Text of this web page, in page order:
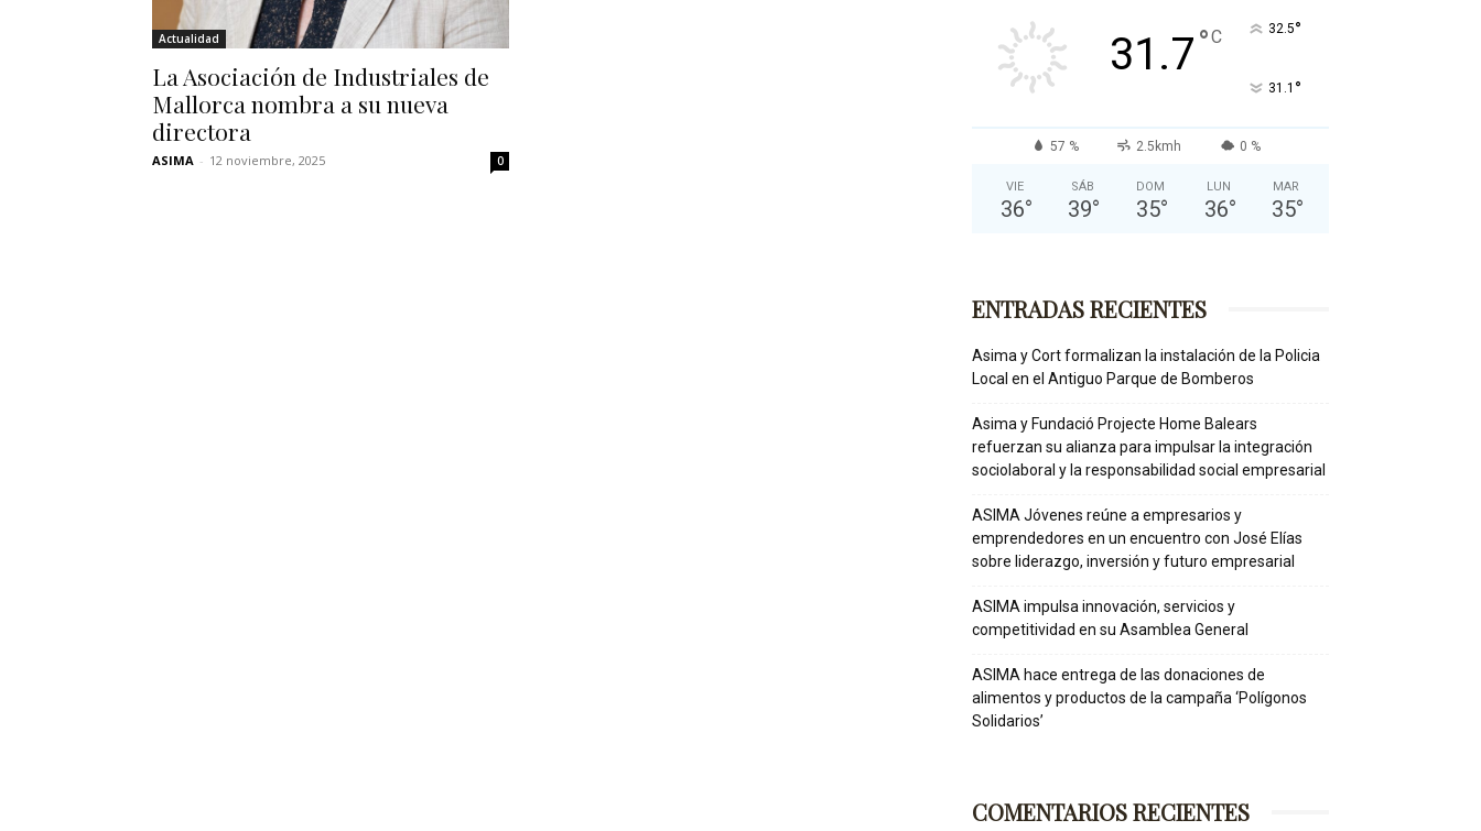
Actualidad
La Asociación de Industriales de
Mallorca nombra a su nueva
directora
ASIMA - 12 noviembre, 2025 0
31.7°C 32.5°
31.1 °
57 % 2.5kmh 0 %
VIE
36°
SÁB
39°
DOM
35°
LUN
36°
MAR
35°
ENTRADAS RECIENTES
Asima y Cort formalizan la instalación de la Policia
Local en el Antiguo Parque de Bomberos
Asima y Fundació Projecte Home Balears
refuerzan su alianza para impulsar la integración
sociolaboral y la responsabilidad social empresarial
ASIMA Jóvenes reúne a empresarios y
emprendedores en un encuentro con José Elías
sobre liderazgo, inversión y futuro empresarial
ASIMA impulsa innovación, servicios y
competitividad en su Asamblea General
ASIMA hace entrega de las donaciones de
alimentos y productos de la campaña ‘Polígonos
Solidarios’
COMENTARIOS RECIENTES